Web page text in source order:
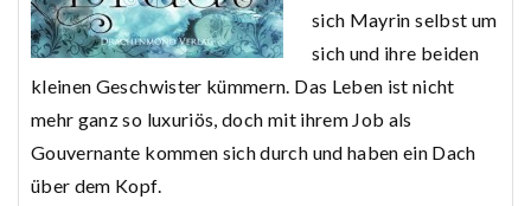
sich Mayrin selbst um
sich und ihre beiden
kleinen Geschwister kümmern. Das Leben ist nicht
mehr ganz so luxuriös, doch mit ihrem Job als
Gouvernante kommen sich durch und haben ein Dach
über dem Kopf.